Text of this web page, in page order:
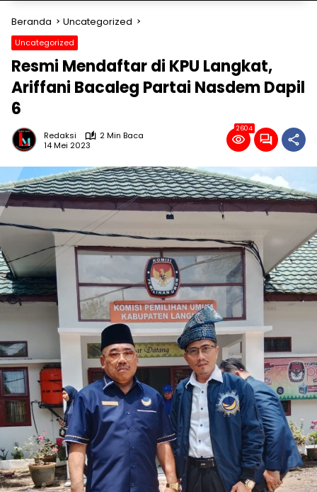
Beranda Uncategorized
Uncategorized
Resmi Mendaftar di KPU Langkat,
Ariffani Bacaleg Partai Nasdem Dapil
6
Redaksi
2 Min Baca
14 Mei 2023
2604